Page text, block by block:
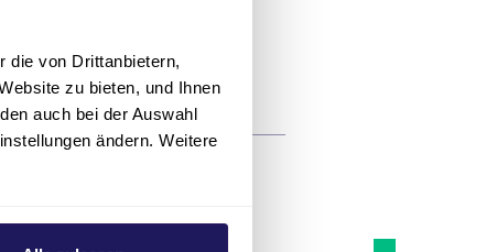
die von Drittanbietern,
zu bieten, und Ihnen
auch bei der Auswahl
ändern. Weitere